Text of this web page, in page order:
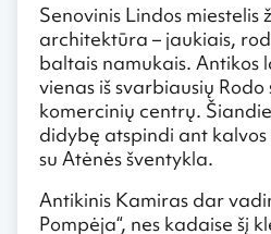
Senovinis Lindos miestelis
architektūra – jaukiais,
baltais namukais. Antikos
vienas iš svarbiausių Rodo
komercinių centrų.
didybę atspindi ant
su Atėnės šventykla.
Antikinis Kamiras dar
Pompėja“, nes kadaise šį